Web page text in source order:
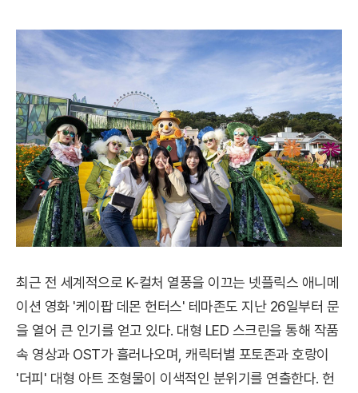
최근 전 세계적으로 K-컬처 열풍을 이끄는 넷플릭스 애니메
이션 영화 '케이팝 데몬 헌터스' 테마존도 지난 26일부터 문
을 열어 큰 인기를 얻고 있다. 대형 LED 스크린을 통해 작품
속 영상과 OST가 흘러나오며, 캐릭터별 포토존과 호랑이
'더피' 대형 아트 조형물이 이색적인 분위기를 연출한다. 헌